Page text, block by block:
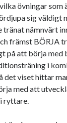
övningar som
sig väldigt
tränat nämnvärt
främst BÖRJA
på att börja med
i
det viset hittar
med att
ryttare.